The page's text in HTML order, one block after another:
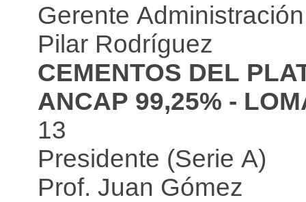
Gerente
Pilar Rodríguez
CEMENTOS DEL
ANCAP 99,25% -
13
Presidente (Serie A)
Prof. Juan Gómez